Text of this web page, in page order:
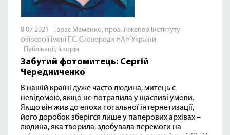
8 07 2021 Тарас Маменко, пров. інженер Інституту
філософії імені Г.С. Сковороди НАН України
Публікації, Історія
Забутий фотомитець: Сергій
Чередниченко
В нашій країні дуже часто людина, митець є
невідомою, якщо не потрапила у щасливі умови.
Якщо він жив до епохи тотальної інтернетизації,
його доробок зберігся лише у паперових архівах –
людина, яка творила, здобувала перемоги на